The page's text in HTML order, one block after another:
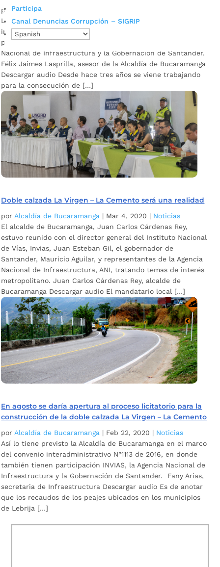
Participa
Canal Denuncias Corrupción – SIGRIP
porAlcaldía de Bucaramanga
La obra está inmersa en el marco del convenio
interadministrativo N°1113 de 2016, en el cual tienen
participación la Alcaldía de Bucaramanga, INVÍAS, la Agencia
Nacional de Infraestructura y la Gobernación de Santander.
Félix Jaimes Lasprilla, asesor de la Alcaldía de Bucaramanga
Descargar audio Desde hace tres años se viene trabajando
para la consecución de […]
Doble calzada La Virgen – La Cemento será una realidad
por Alcaldía de Bucaramanga | Mar 4, 2020 | Noticias
El alcalde de Bucaramanga, Juan Carlos Cárdenas Rey,
estuvo reunido con el director general del Instituto Nacional
de Vías, Invias, Juan Esteban Gil, el gobernador de
Santander, Mauricio Aguilar, y representantes de la Agencia
Nacional de Infraestructura, ANI, tratando temas de interés
metropolitano. Juan Carlos Cárdenas Rey, alcalde de
Bucaramanga Descargar audio El mandatario local […]
En agosto se daría apertura al proceso licitatorio para la
construcción de la doble calzada La Virgen – La Cemento
porAlcaldía de Bucaramanga | Feb 22, 2020 | Noticias
Así lo tiene previsto la Alcaldía de Bucaramanga en el marco
del convenio interadministrativo N°1113 de 2016, en donde
también tienen participación INVIAS, la Agencia Nacional de
Infraestructura y la Gobernación de Santander. Fany Arias,
secretaria de Infraestructura Descargar audio Es de anotar
que los recaudos de los peajes ubicados en los municipios
de Lebrija […]